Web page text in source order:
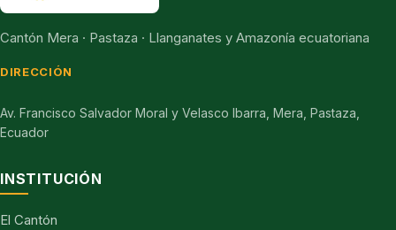
Cantón Mera · Pastaza · Llanganates y Amazonía ecuatoriana
DIRECCIÓN
Av. Francisco Salvador Moral y Velasco Ibarra, Mera, Pastaza,
Ecuador
INSTITUCIÓN
El Cantón